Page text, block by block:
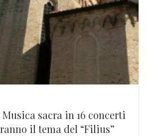
sacra in 16 concerti
il tema del “Filius”